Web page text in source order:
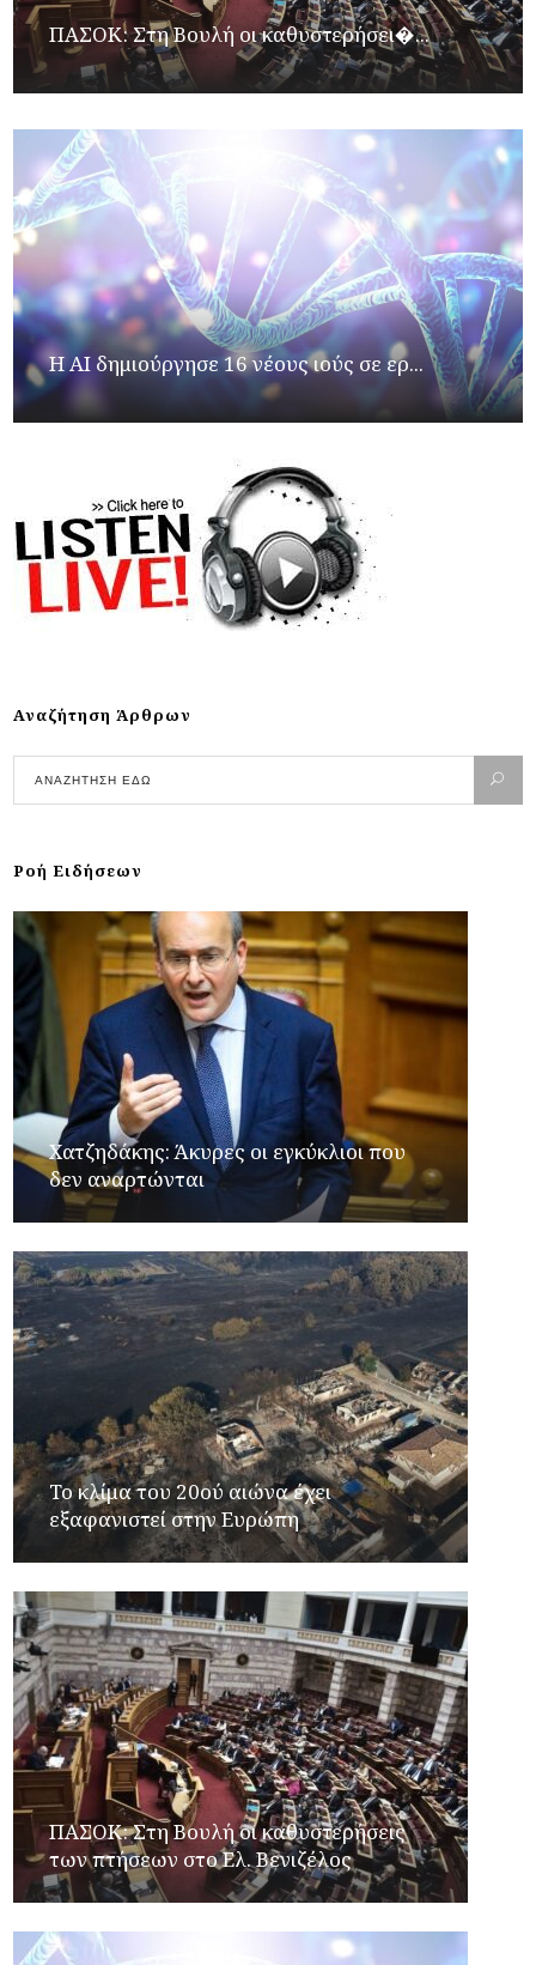
ΠΑΣΟΚ: Στη Βουλή οι καθυστερήσει�...
H AI δημιούργησε 16 νέους ιούς σε ερ...
Αναζήτηση Άρθρων
Ροή Ειδήσεων
Xατζηδάκης: Άκυρες οι εγκύκλιοι που
δεν αναρτώνται
Το κλίμα του 20ού αιώνα έχει
εξαφανιστεί στην Ευρώπη
ΠΑΣΟΚ: Στη Βουλή οι καθυστερήσεις
των πτήσεων στο Ελ. Βενιζέλος